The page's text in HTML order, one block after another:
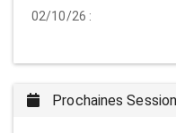
02/10/26 :
Prochaines